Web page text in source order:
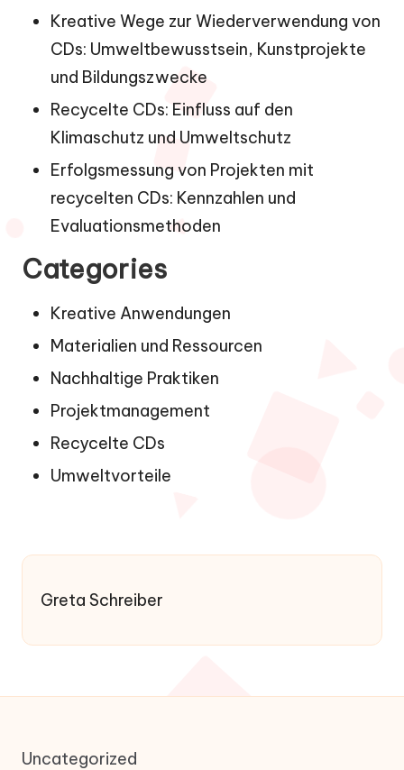
Kreative Wege zur Wiederverwendung von
CDs: Umweltbewusstsein, Kunstprojekte
und Bildungszwecke
Recycelte CDs: Einfluss auf den
Klimaschutz und Umweltschutz
Erfolgsmessung von Projekten mit
recycelten CDs: Kennzahlen und
Evaluationsmethoden
Categories
Kreative Anwendungen
Materialien und Ressourcen
Nachhaltige Praktiken
Projektmanagement
Recycelte CDs
Umweltvorteile
Greta Schreiber
Uncategorized